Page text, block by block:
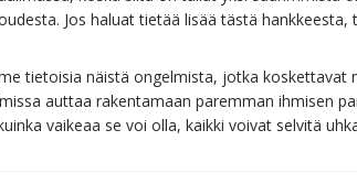
Jos haluat tietää lisää tästä
tietoisia näistä ongelmista, jotka koskettavat
auttaa rakentamaan paremman ihmisen
vaikeaa se voi olla, kaikki voivat selvitä